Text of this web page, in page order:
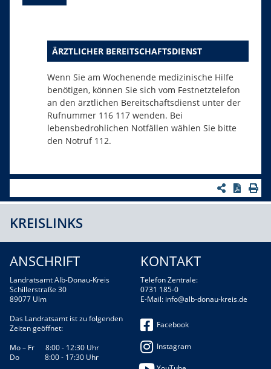
ÄRZTLICHER BEREITSCHAFTSDIENST
Wenn Sie am Wochenende medizinische Hilfe
benötigen, können Sie sich vom Festnetztelefon
an den ärztlichen Bereitschaftsdienst unter der
Rufnummer 116 117 wenden. Bei
lebensbedrohlichen Notfällen wählen Sie bitte
den Notruf 112.
KREISLINKS
ANSCHRIFT
Landratsamt Alb-Donau-Kreis
Schillerstraße 30
89077 Ulm
Das Landratsamt ist zu folgenden
Zeiten geöffnet:
Mo – Fr 8:00 - 12:30 Uhr
Do 8:00 - 17:30 Uhr
KONTAKT
Telefon Zentrale:
0731 185-0
E-Mail: info@alb-donau-kreis.de
Facebook
Instagram